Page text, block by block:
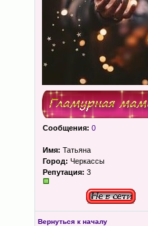
Сообщения: 0
Имя: Татьяна
Город: Черкассы
Репутация: 3
Вернуться к началу